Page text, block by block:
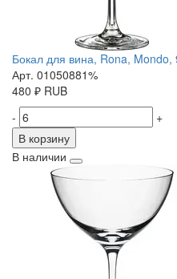
Бокал для вина, Rona,
Арт. 01050881%
480 ₽ RUB
-
+
В корзину
В наличии